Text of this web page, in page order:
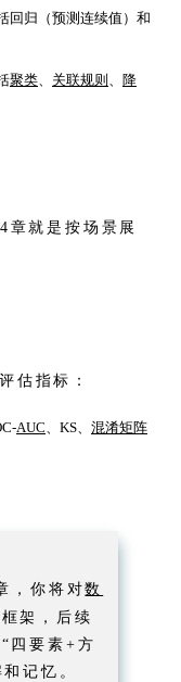
回归（预测连续值）和
聚类、 关联规则 、 降
章就是按场景展
估指标：
AUC、KS、 混淆矩阵
，你将对数
架，后续
四要素+方
记忆。